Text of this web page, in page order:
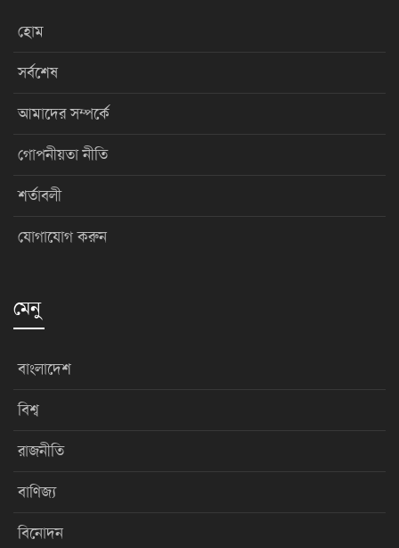
হোম
সর্বশেষ
আমাদের সম্পর্কে
গোপনীয়তা নীতি
শর্তাবলী
যোগাযোগ করুন
মেনু
বাংলাদেশ
বিশ্ব
রাজনীতি
বাণিজ্য
বিনোদন